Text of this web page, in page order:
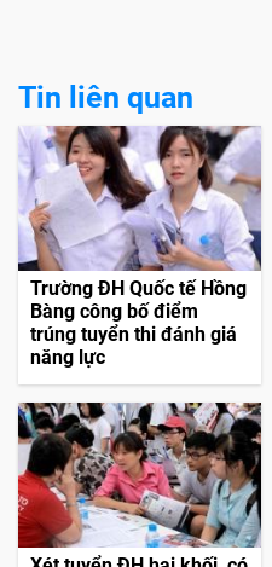
Tin liên quan
Trường ĐH Quốc tế Hồng
Bàng công bố điểm
trúng tuyển thi đánh giá
năng lực